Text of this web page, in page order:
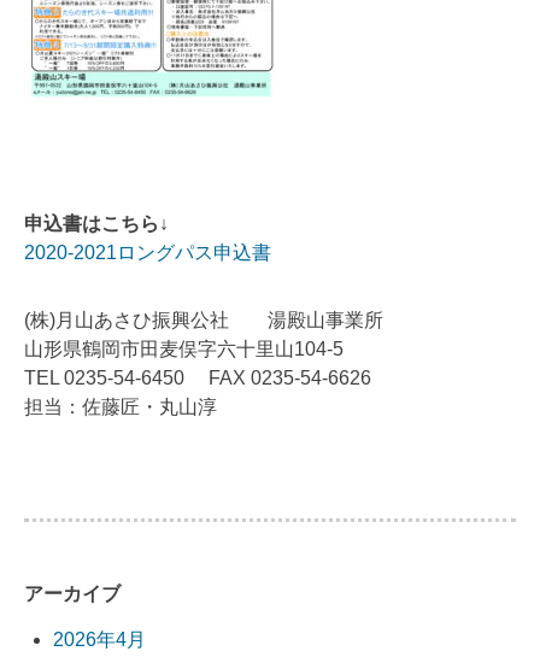
申込書はこちら↓
2020-2021ロングパス申込書
(株)月山あさひ振興公社 湯殿山事業所
山形県鶴岡市田麦俣字六十里山104-5
TEL 0235-54-6450 FAX 0235-54-6626
担当：佐藤匠・丸山淳
アーカイブ
2026年4月